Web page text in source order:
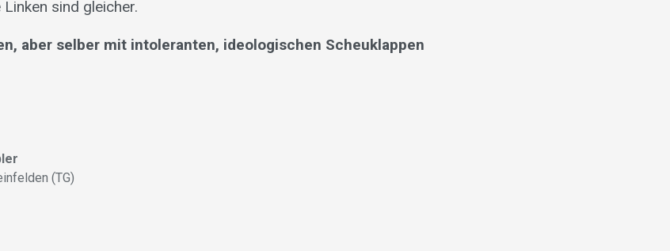
sind gleicher.
aber selber mit intoleranten, ideologischen Scheuklappen
(TG)